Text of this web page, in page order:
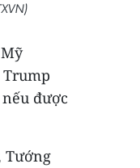
Trump
được
Tướng